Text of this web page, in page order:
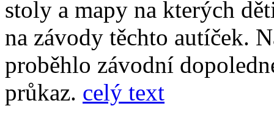
stoly a mapy na kterých
na závody těchto autíček.
proběhlo závodní
průkaz. celý text